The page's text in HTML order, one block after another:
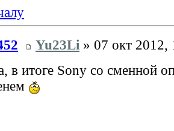
Yu23Li » 07 окт 2012,
в итоге Sony со сменной